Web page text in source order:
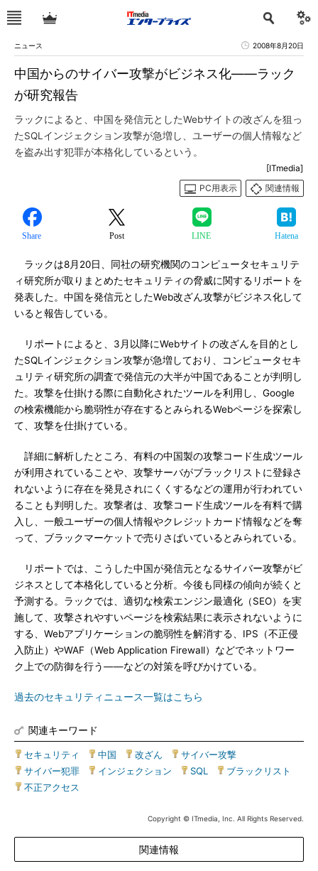
ニュース 2008年8月20日
中国からのサイバー攻撃がビジネス化――ラック
が研究報告
ラックによると、中国を発信元としたWebサイトの改ざんを狙っ
たSQLインジェクション攻撃が急増し、ユーザーの個人情報など
を盗み出す犯罪が本格化しているという。
[ITmedia]
PC用表示
関連情報
Share Post LINE Hatena
ラックは8月20日、同社の研究機関のコンピュータセキュリテ
ィ研究所が取りまとめたセキュリティの脅威に関するリポートを
発表した。中国を発信元としたWeb改ざん攻撃がビジネス化して
いると報告している。
リポートによると、3月以降にWebサイトの改ざんを目的とし
たSQLインジェクション攻撃が急増しており、コンピュータセキ
ュリティ研究所の調査で発信元の大半が中国であることが判明し
た。攻撃を仕掛ける際に自動化されたツールを利用し、Google
の検索機能から脆弱性が存在するとみられるWebページを探索し
て、攻撃を仕掛けている。
詳細に解析したところ、有料の中国製の攻撃コード生成ツール
が利用されていることや、攻撃サーバがブラックリストに登録さ
れないように存在を発見されにくくするなどの運用が行われてい
ることも判明した。攻撃者は、攻撃コード生成ツールを有料で購
入し、一般ユーザーの個人情報やクレジットカード情報などを奪
って、ブラックマーケットで売りさばいているとみられている。
リポートでは、こうした中国が発信元となるサイバー攻撃がビ
ジネスとして本格化していると分析。今後も同様の傾向が続くと
予測する。ラックでは、適切な検索エンジン最適化（SEO）を実
施して、攻撃されやすいページを検索結果に表示されないように
する、Webアプリケーションの脆弱性を解消する、IPS（不正侵
入防止）やWAF（Web Application Firewall）などでネットワー
ク上での防御を行う――などの対策を呼びかけている。
過去のセキュリティニュース一覧はこちら
関連キーワード
セキュリティ 中国 改ざん サイバー攻撃
サイバー犯罪
インジェクション SQL ブラックリスト
不正アクセス
Copyright © ITmedia, Inc. All Rights Reserved.
関連情報